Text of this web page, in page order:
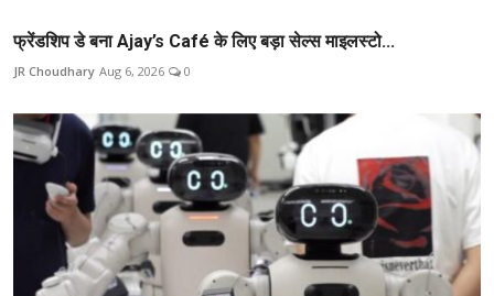
फ्रेंडशिप डे बना Ajay’s Café के लिए बड़ा सेल्स माइलस्टो...
JR Choudhary Aug 6, 2026 0